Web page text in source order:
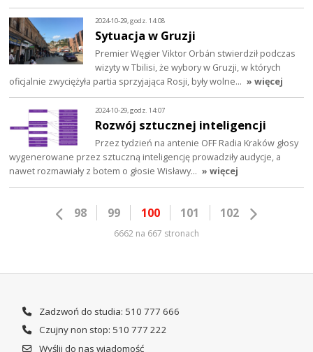
2024-10-29, godz. 14:08
Sytuacja w Gruzji
Premier Węgier Viktor Orbán stwierdził podczas
wizyty w Tbilisi, że wybory w Gruzji, w których
oficjalnie zwyciężyła partia sprzyjająca Rosji, były wolne… » więcej
2024-10-29, godz. 14:07
Rozwój sztucznej inteligencji
Przez tydzień na antenie OFF Radia Kraków głosy
wygenerowane przez sztuczną inteligencję prowadziły audycje, a
nawet rozmawiały z botem o głosie Wisławy… » więcej
98 99 100 101 102
6662 na 667 stronach
Zadzwoń do studia: 510 777 666
Czujny non stop: 510 777 222
Wyślij do nas wiadomość